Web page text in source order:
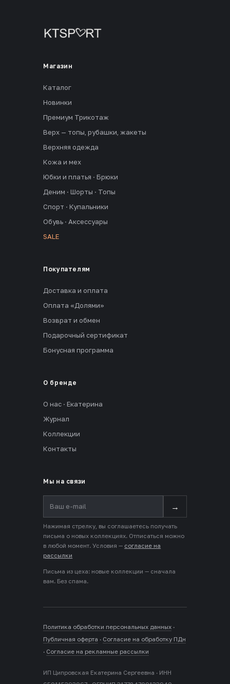
Магазин
Каталог
Новинки
Премиум Трикотаж
Верх — топы, рубашки, жакеты
Верхняя одежда
Кожа и мех
Юбки и платья · Брюки
Деним · Шорты · Топы
Спорт · Купальники
Обувь · Аксессуары
SALE
Покупателям
Доставка и оплата
Оплата «Долями»
Возврат и обмен
Подарочный сертификат
Бонусная программа
О бренде
О нас · Екатерина
Журнал
Коллекции
Контакты
Мы на связи
→
Нажимая стрелку, вы соглашаетесь получать
письма о новых коллекциях. Отписаться можно
в любой момент. Условия — согласие на
рассылки
Письма из цеха: новые коллекции — сначала
вам. Без спама.
Политика обработки персональных данных ·
Публичная оферта · Согласие на обработку ПДн
· Согласие на рекламные рассылки
ИП Ципровская Екатерина Сергеевна · ИНН